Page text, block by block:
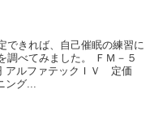
できれば、自己催眠の練習に
調べてみました。 ＦＭ－５
アルファテックＩＶ 定価
ング...